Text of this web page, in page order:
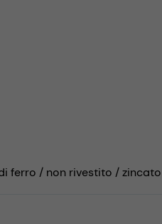
ferro / non rivestito / zincato